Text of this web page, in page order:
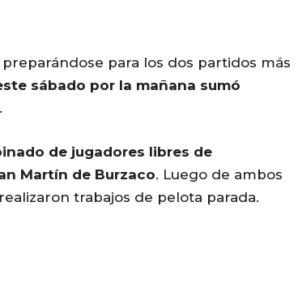
para los dos partidos más
sábado por la mañana sumó
.
de jugadores libres de
Martín de Burzaco. Luego de ambos
trabajos de pelota parada.